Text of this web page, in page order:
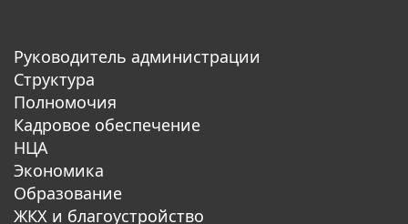
Руководитель администрации
Структура
Полномочия
Кадровое обеспечение
НЦА
Экономика
Образование
ЖКХ и благоустройство